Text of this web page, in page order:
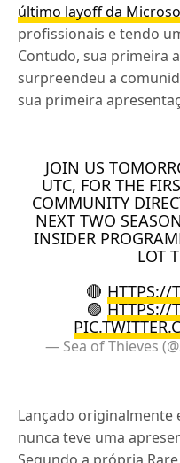
último layoff da
profissionais e tendo
Contudo, sua primeira
surpreendeu a
sua primeira
JOIN US
UTC, FOR THE
COMMUNITY
NEXT TWO
INSIDER
LOT
🔴 HTTPS://
🟣HTTPS://
— Sea of Thieves
Lançado originalmente
nunca teve uma